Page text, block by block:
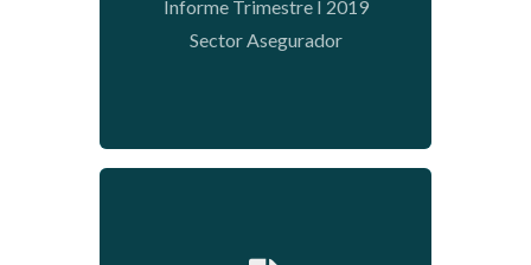
Informe Trimestre I 2019
Sector Asegurador